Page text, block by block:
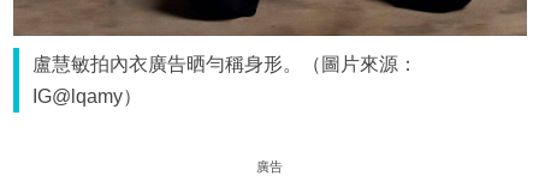
盧慧敏拍內衣廣告晒勻稱身形。（圖片來源：
IG@lqamy）
廣告